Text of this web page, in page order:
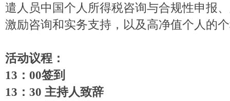
遣人员中国个人所得税咨询与合规性申报
激励咨询和实务支持，以及高净值个人的
活动议程：
13：00签到
13：30 主持人致辞